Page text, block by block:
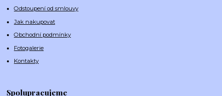
Odstoupení od smlouvy
Jak nakupovat
Obchodní podmínky
Fotogalerie
Kontakty
Spolupracujeme